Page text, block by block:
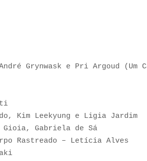
Grynwask e Pri Argoud (Um
Kim Leekyung e Ligia Jardim
Gabriela de Sá
Rastreado – Letícia Alves